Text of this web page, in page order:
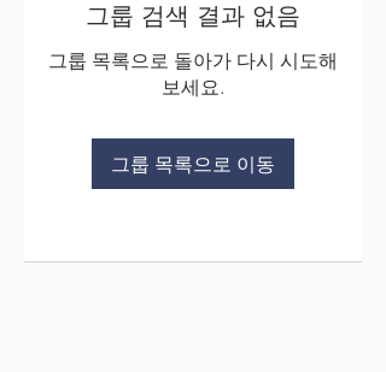
그룹 검색 결과 없음
그룹 목록으로 돌아가 다시 시도해
보세요.
그룹 목록으로 이동